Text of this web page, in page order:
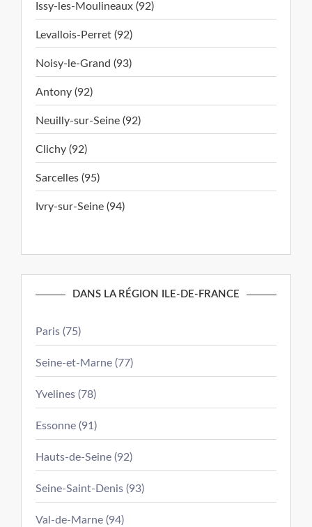
Issy-les-Moulineaux (92)
Levallois-Perret (92)
Noisy-le-Grand (93)
Antony (92)
Neuilly-sur-Seine (92)
Clichy (92)
Sarcelles (95)
Ivry-sur-Seine (94)
DANS LA RÉGION ILE-DE-FRANCE
Paris (75)
Seine-et-Marne (77)
Yvelines (78)
Essonne (91)
Hauts-de-Seine (92)
Seine-Saint-Denis (93)
Val-de-Marne (94)